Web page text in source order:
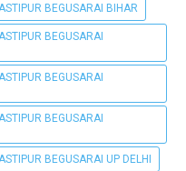
BEGUSARAI BIHAR
BEGUSARAI
BEGUSARAI
BEGUSARAI
BEGUSARAI UP DELHI